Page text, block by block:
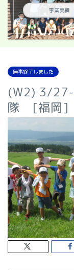
事業実績
無事終了しました
(W2) 3/27-
隊 [福岡]